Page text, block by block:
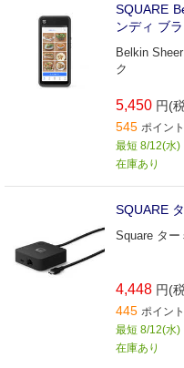
SQUARE
ンディ ブ
Belkin
ク
5,450 円(
545 ポイン
最短 8/12(水)
在庫あり
SQUARE
Square タ
4,448 円(
445 ポイン
最短 8/12(水)
在庫あり